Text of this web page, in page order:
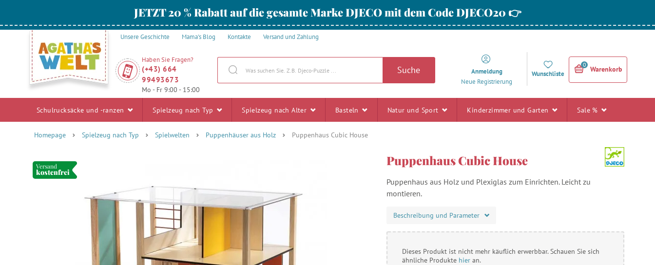
JETZT 20 % Rabatt auf die gesamte Marke DJECO mit dem Code DJECO20 👉
Unsere Geschichte Mama's Blog Kontakte Versand und Zahlung
Haben Sie Fragen?
(+43) 664
99493673
Mo - Fr 9:00 - 15:00
Suche
Anmeldung
Neue Registrierung
Wunschliste
0
Warenkorb
Schulrucksäcke und -ranzen Spielzeug nach Typ Spielzeug nach Alter Basteln Natur und Sport Kinderzimmer und Garten Sale %
Homepage Spielzeug nach Typ Spielwelten Puppenhäuser aus Holz Puppenhaus Cubic House
Versand
kostenfrei
Puppenhaus Cubic House
Puppenhaus aus Holz und Plexiglas zum Einrichten. Leicht zu
montieren.
Beschreibung und Parameter
Dieses Produkt ist nicht mehr käuflich erwerbbar. Schauen Sie sich
ähnliche Produkte hier an.